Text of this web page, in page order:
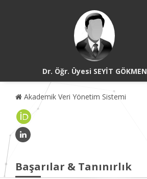
Dr. Öğr. Üyesi SEYİT GÖKMEN
Akademik Veri Yönetim Sistemi
Başarılar & Tanınırlık